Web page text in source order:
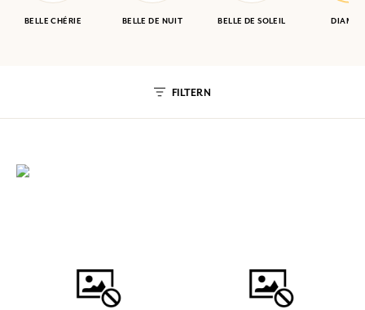
BELLE CHÉRIE BELLE DE NUIT BELLE DE SOLEIL
FILTERN